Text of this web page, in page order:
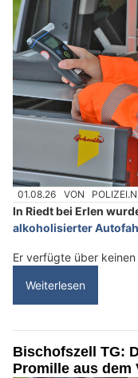
01.08.26 VON
In Riedt bei Erlen
alkoholisierter
Er verfügte über
Weiterlesen
Bischofszell TG:
Promille aus dem